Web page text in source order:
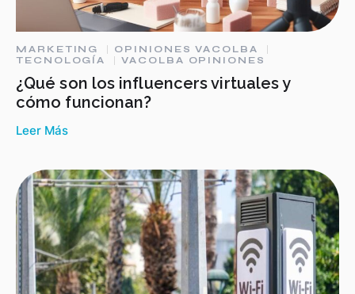
MARKETING
OPINIONES VACOLBA
TECNOLOGÍA
VACOLBA OPINIONES
¿Qué son los influencers virtuales y
cómo funcionan?
Leer Más